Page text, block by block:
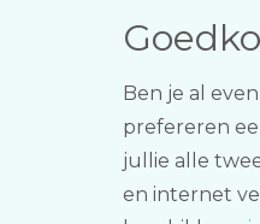
Ben je al
prefereren
jullie alle
en internet